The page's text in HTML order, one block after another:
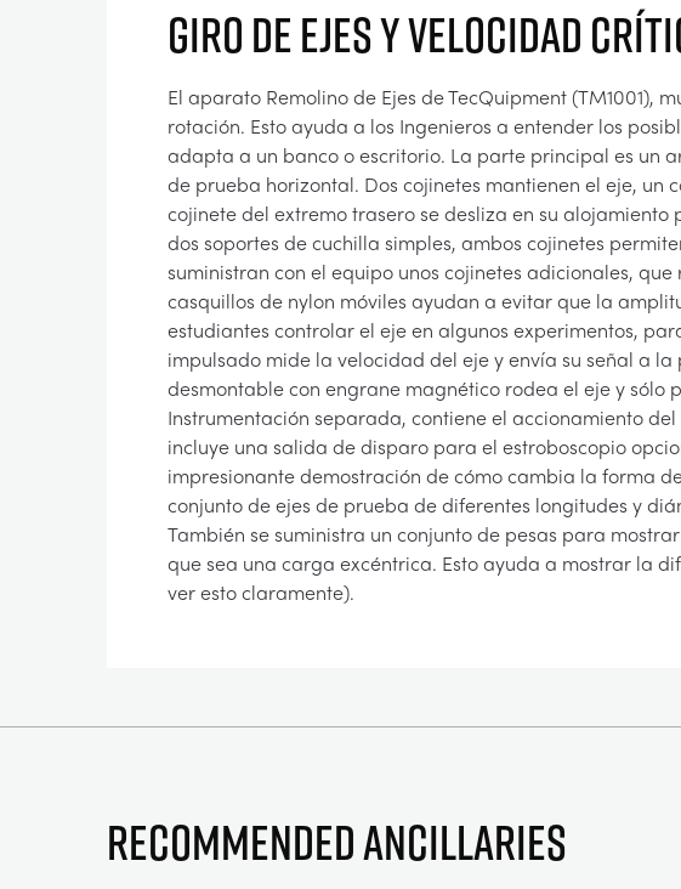
GIRO DE EJES Y VELOCIDAD
El aparato Remolino de Ejes de TecQuipment (TM1001),
rotación. Esto ayuda a los Ingenieros a entender los
adapta a un banco o escritorio. La parte principal es un
de prueba horizontal. Dos cojinetes mantienen el eje, un
cojinete del extremo trasero se desliza en su
dos soportes de cuchilla simples, ambos cojinetes
suministran con el equipo unos cojinetes adicionales,
casquillos de nylon móviles ayudan a evitar que la
estudiantes controlar el eje en algunos experimentos,
impulsado mide la velocidad del eje y envía su señal a
desmontable con engrane magnético rodea el eje y
Instrumentación separada, contiene el accionamiento
incluye una salida de disparo para el estroboscopio
impresionante demostración de cómo cambia la forma
conjunto de ejes de prueba de diferentes longitudes y
También se suministra un conjunto de pesas para
que sea una carga excéntrica. Esto ayuda a mostrar la
ver esto claramente).
Recommended ancillaries